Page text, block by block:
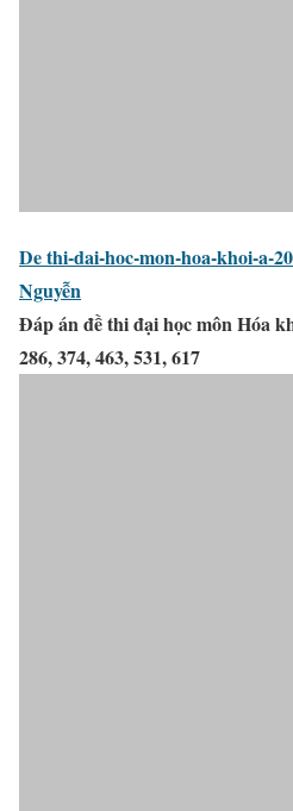
De thi-dai-hoc-mon-hoa-khoi-a-
Nguyễn
Đáp án đề thi đại học môn Hóa
286, 374, 463, 531, 617